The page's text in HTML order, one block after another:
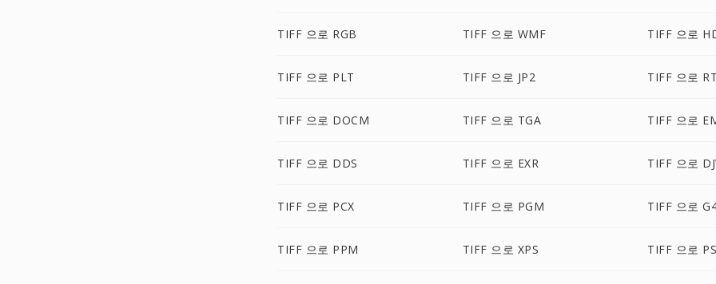
TIFF 으로 RGB TIFF 으로 WMF TIFF 으로
TIFF 으로 PLT TIFF 으로 JP2 TIFF 으로
TIFF 으로 DOCM TIFF 으로 TGA TIFF 으로
TIFF 으로 DDS TIFF 으로 EXR TIFF 으로
TIFF 으로 PCX TIFF 으로 PGM TIFF 으로
TIFF 으로 PPM TIFF 으로 XPS TIFF 으로 PS